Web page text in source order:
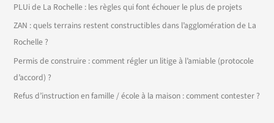
PLUi de La Rochelle : les règles qui font échouer le plus de projets
ZAN : quels terrains restent constructibles dans l’agglomération de La
Rochelle ?
Permis de construire : comment régler un litige à l’amiable (protocole
d’accord) ?
Refus d’instruction en famille / école à la maison : comment contester ?